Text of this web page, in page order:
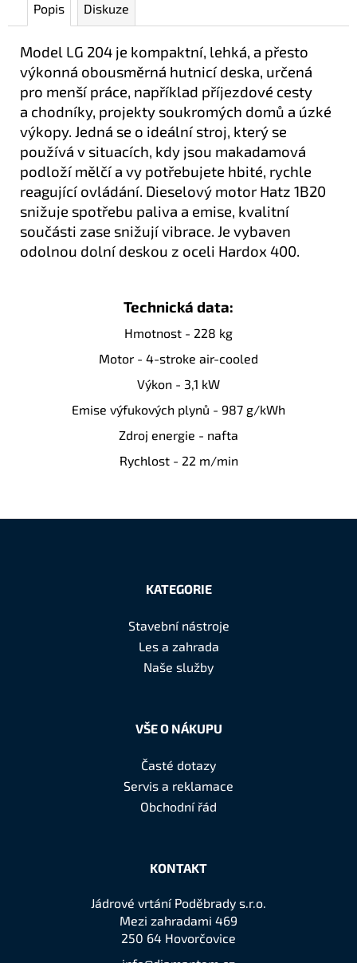
Popis Diskuze
Model LG 204 je kompaktní, lehká, a přesto
výkonná obousměrná hutnicí deska, určená
pro menší práce, například příjezdové cesty
a chodníky, projekty soukromých domů a úzké
výkopy. Jedná se o ideální stroj, který se
používá v situacích, kdy jsou makadamová
podloží mělčí a vy potřebujete hbité, rychle
reagující ovládání. Dieselový motor Hatz 1B20
snižuje spotřebu paliva a emise, kvalitní
součásti zase snižují vibrace. Je vybaven
odolnou dolní deskou z oceli Hardox 400.
Technická data:
Hmotnost - 228 kg
Motor - 4-stroke air-cooled
Výkon - 3,1 kW
Emise výfukových plynů - 987 g/kWh
Zdroj energie - nafta
Rychlost - 22 m/min
KATEGORIE
Stavební nástroje
Les a zahrada
Naše služby
VŠE O NÁKUPU
Časté dotazy
Servis a reklamace
Obchodní řád
KONTAKT
Jádrové vrtání Poděbrady s.r.o.
Mezi zahradami 469
250 64 Hovorčovice